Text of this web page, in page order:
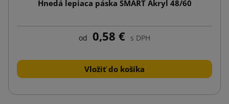
Hnedá lepiaca páska SMART Akryl 48/60
od 0,58 € s DPH
Vložiť do košíka